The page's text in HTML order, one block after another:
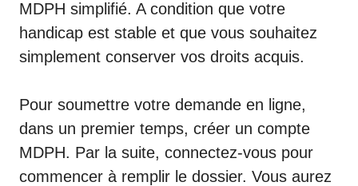
MDPH simplifié. A condition que votre
handicap est stable et que vous souhaitez
simplement conserver vos droits acquis.
Pour soumettre votre demande en ligne,
dans un premier temps, créer un compte
MDPH. Par la suite, connectez-vous pour
commencer à remplir le dossier. Vous aurez